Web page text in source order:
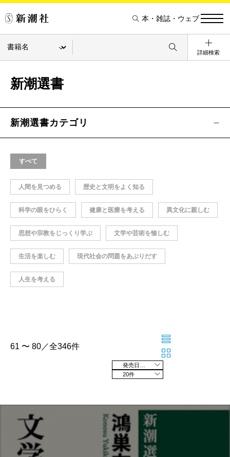
本・雑誌・ウェブ
詳細検索
新潮選書
新潮選書カテゴリ
すべて
人間を見つめる 歴史と文明をよく知る
科学の眼をひらく 健康と医療を考える 異文化に親しむ
思想や宗教をじっくり学ぶ 文学や芸術を愉しむ
生活を楽しむ 現代社会の問題をあぶりだす
人生を考える
61 〜 80／全346件
20件